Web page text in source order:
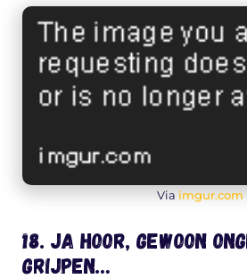
Via imgur.com
18. Ja hoor, gewoon
grijpen…